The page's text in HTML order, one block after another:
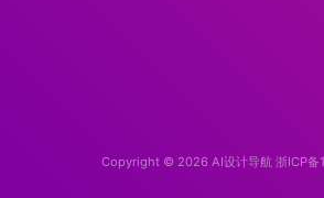
Copyright © 2026 AI设计导航 浙ICP